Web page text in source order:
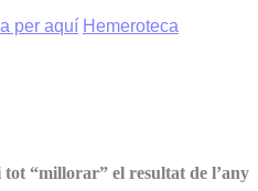
per aquí Hemeroteca
“millorar” el resultat de l’any